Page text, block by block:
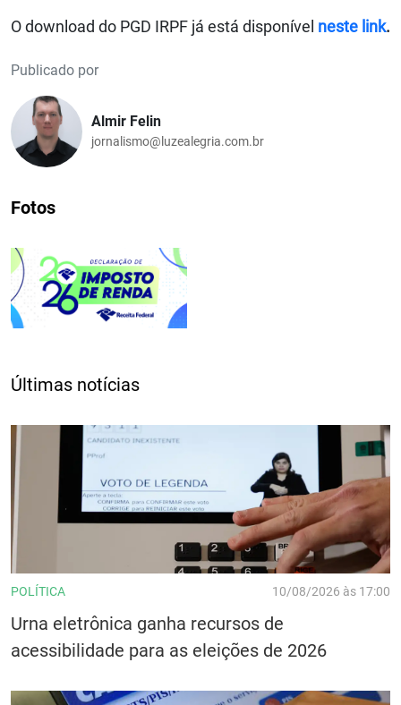
O download do PGD IRPF já está disponível neste link.
Publicado por
Almir Felin
jornalismo@luzealegria.com.br
Fotos
Últimas notícias
POLÍTICA 10/08/2026 às 17:00
Urna eletrônica ganha recursos de
acessibilidade para as eleições de 2026